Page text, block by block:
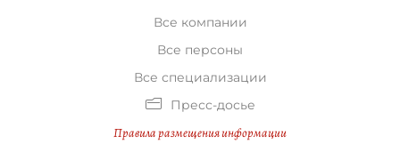
Все компании
Все персоны
Все специализации
Пресс-досье
Правила размещения информации